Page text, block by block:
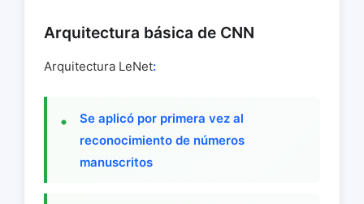
Arquitectura básica de CNN
Arquitectura LeNet:
Se aplicó por primera vez al
reconocimiento de números
manuscritos